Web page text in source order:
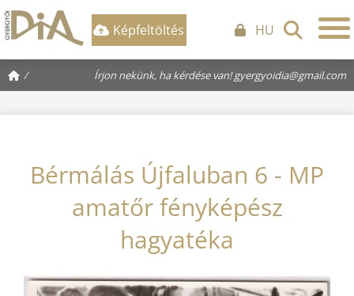
Képfeltöltés HU
/ Írjon nekünk, ha kérdése van!gyergyoidia@gmail.com
Bérmálás Újfaluban 6 - MP
amatőr fényképész
hagyatéka